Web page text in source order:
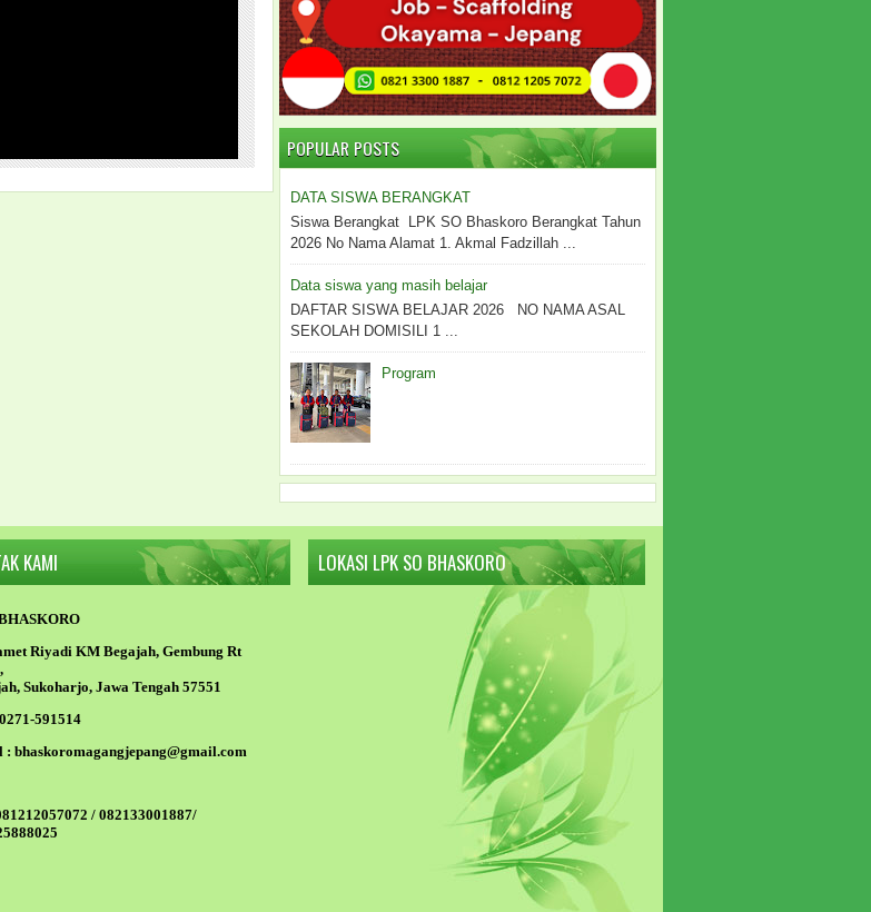
POPULAR POSTS
DATA SISWA BERANGKAT
Siswa Berangkat LPK SO Bhaskoro Berangkat Tahun
2026 No Nama Alamat 1. Akmal Fadzillah ...
Data siswa yang masih belajar
DAFTAR SISWA BELAJAR 2026 NO NAMA ASAL
SEKOLAH DOMISILI 1 ...
Program
KAMI
Riyadi KM Begajah, Gembung Rt
Sukoharjo, Jawa Tengah 57551
591514
: bhaskoromagangjepang@gmail.com
/ 082133001887/
LOKASI LPK SO BHASKORO